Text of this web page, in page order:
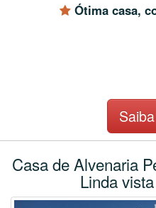
Ótima casa,
Casa de Alvenaria
Linda